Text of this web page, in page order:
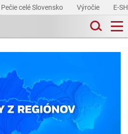
Pečie celé Slovensko Výročie E-